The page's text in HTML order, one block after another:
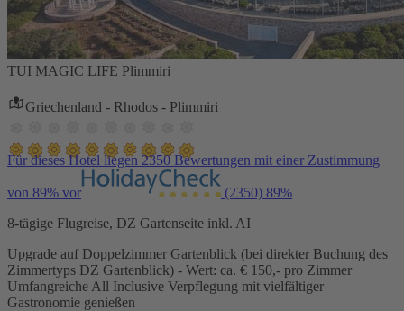
TUI MAGIC LIFE Plimmiri
Griechenland - Rhodos - Plimmiri
Für dieses Hotel liegen 2350 Bewertungen mit einer Zustimmung
von 89% vor (2350) 89%
8-tägige Flugreise, DZ Gartenseite inkl. AI
Upgrade auf Doppelzimmer Gartenblick (bei direkter Buchung des
Zimmertyps DZ Gartenblick) - Wert: ca. € 150,- pro Zimmer
Umfangreiche All Inclusive Verpflegung mit vielfältiger
Gastronomie genießen